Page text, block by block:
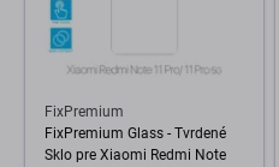
FixPremium
FixPremium Glass - Tvrdené
Sklo pre Xiaomi Redmi Note